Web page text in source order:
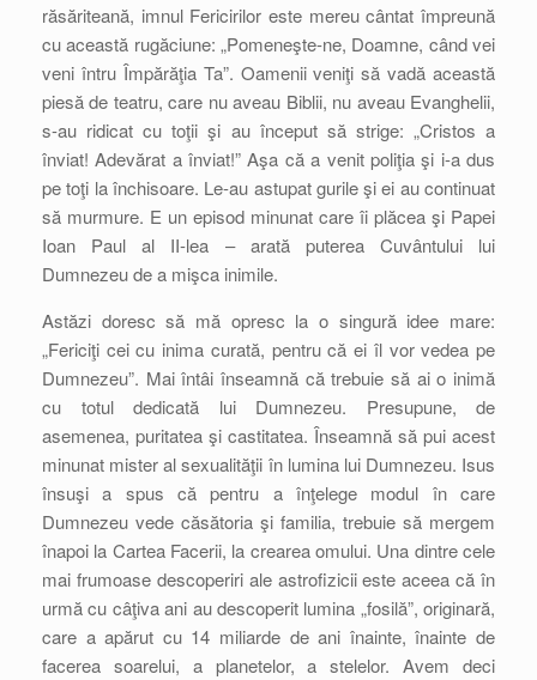
răsăriteană, imnul Fericirilor este mereu cântat împreună
cu această rugăciune: „Pomeneşte-ne, Doamne, când vei
veni întru Împărăţia Ta”. Oamenii veniţi să vadă această
piesă de teatru, care nu aveau Biblii, nu aveau Evanghelii,
s-au ridicat cu toţii şi au început să strige: „Cristos a
înviat! Adevărat a înviat!” Aşa că a venit poliţia şi i-a dus
pe toţi la închisoare. Le-au astupat gurile şi ei au continuat
să murmure. E un episod minunat care îi plăcea şi Papei
Ioan Paul al II-lea – arată puterea Cuvântului lui
Dumnezeu de a mişca inimile.
Astăzi doresc să mă opresc la o singură idee mare:
„Fericiţi cei cu inima curată, pentru că ei îl vor vedea pe
Dumnezeu”. Mai întâi înseamnă că trebuie să ai o inimă
cu totul dedicată lui Dumnezeu. Presupune, de
asemenea, puritatea şi castitatea. Înseamnă să pui acest
minunat mister al sexualităţii în lumina lui Dumnezeu. Isus
însuşi a spus că pentru a înţelege modul în care
Dumnezeu vede căsătoria şi familia, trebuie să mergem
înapoi la Cartea Facerii, la crearea omului. Una dintre cele
mai frumoase descoperiri ale astrofizicii este aceea că în
urmă cu câţiva ani au descoperit lumina „fosilă”, originară,
care a apărut cu 14 miliarde de ani înainte, înainte de
facerea soarelui, a planetelor, a stelelor. Avem deci